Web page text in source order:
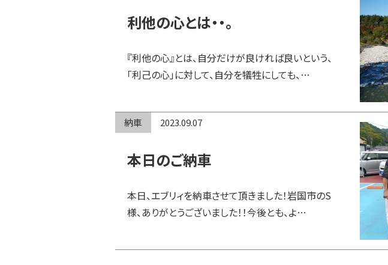
利他の心とは・・。
『利他の心』とは、自分だけが良ければ良いという、
「利己の心」に対して、自分を犠牲にしても、…
納車 2023.09.07
本日のご納車
本日、エブリィを納車させて頂きました！岩国市のS
様、ありがとうございました！！今後とも、よ…